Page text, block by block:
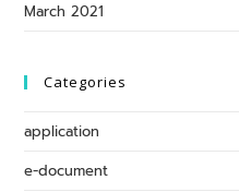
March 2021
Categories
application
e-document